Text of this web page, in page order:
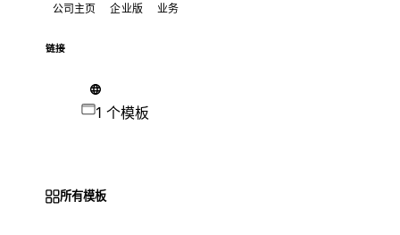
公司主页 企业版 业务
链接
1 个模板
所有模板